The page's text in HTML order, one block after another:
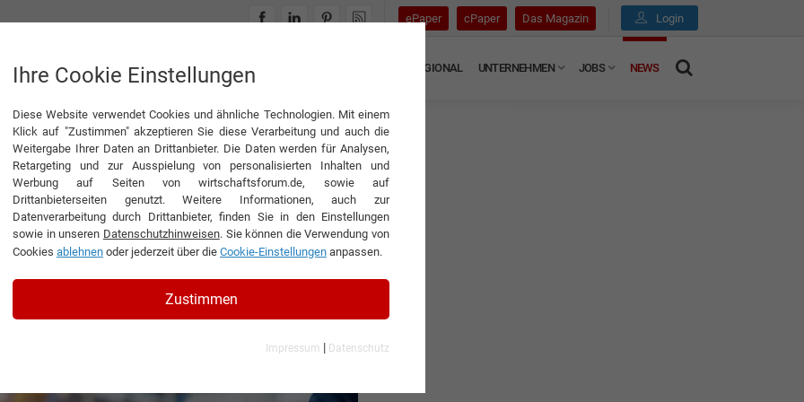
ePaper cPaper Das Magazin Login
INTERVIEWS REGIONAL UNTERNEHMEN JOBS NEWS
im Wirtschaftsumfeld an Bedeutung
wie Bitcoin
an
Ihre Cookie Einstellungen
Diese Website verwendet Cookies und ähnliche Technologien. Mit einem
Klick auf "Zustimmen" akzeptieren Sie diese Verarbeitung und auch die
Weitergabe Ihrer Daten an Drittanbieter. Die Daten werden für Analysen,
Retargeting und zur Ausspielung von personalisierten Inhalten und
Werbung auf Seiten von wirtschaftsforum.de, sowie auf
Drittanbieterseiten genutzt. Weitere Informationen, auch zur
Datenverarbeitung durch Drittanbieter, finden Sie in den Einstellungen
sowie in unseren Datenschutzhinweisen. Sie können die Verwendung von
Cookies ablehnen oder jederzeit über die Cookie-Einstellungen anpassen.
Zustimmen
Impressum | Datenschutz